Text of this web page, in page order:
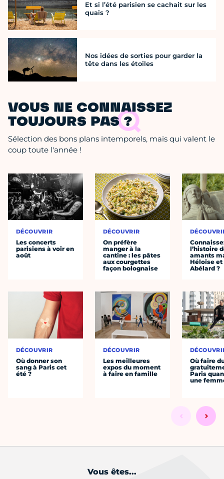
Et si l’été parisien se cachait sur les
quais ?
Nos idées de sorties pour garder la
tête dans les étoiles
VOUS NE CONNAISSEZ
TOUJOURS PAS ?
Sélection des bons plans intemporels, mais qui valent le
coup toute l'année !
DÉCOUVRIR
Les concerts
parisiens à voir en
août
DÉCOUVRIR
Où donner son
sang à Paris cet
été ?
DÉCOUVRIR
On préfère
manger à la
cantine : les pâtes
aux courgettes
façon bolognaise
DÉCOUVRIR
Les meilleures
expos du moment
à faire en famille
l’histoire
amants
Héloïse et
Abélard ?
Où faire
Paris
une
Vous êtes...